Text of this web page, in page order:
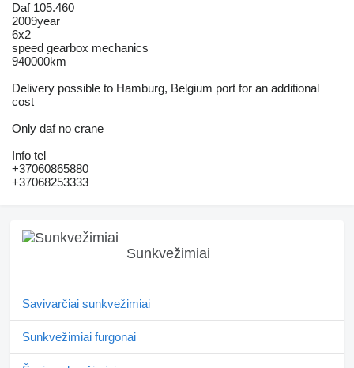
Daf 105.460
2009year
6x2
speed gearbox mechanics
940000km
Delivery possible to Hamburg, Belgium port for an additional
cost
Only daf no crane
Info tel
+37060865880
+37068253333
Sunkvežimiai
Savivarčiai sunkvežimiai
Sunkvežimiai furgonai